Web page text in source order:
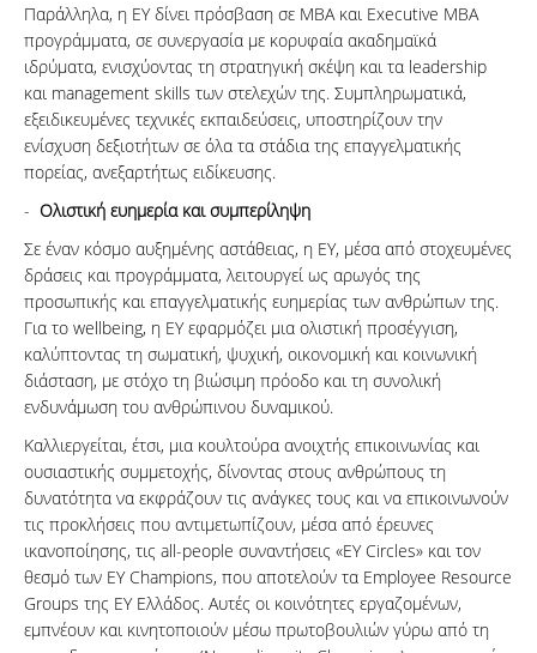
Παράλληλα, η EY δίνει πρόσβαση σε MBA και Executive MBA
προγράμματα, σε συνεργασία με κορυφαία ακαδημαϊκά
ιδρύματα, ενισχύοντας τη στρατηγική σκέψη και τα leadership
και management skills των στελεχών της. Συμπληρωματικά,
εξειδικευμένες τεχνικές εκπαιδεύσεις, υποστηρίζουν την
ενίσχυση δεξιοτήτων σε όλα τα στάδια της επαγγελματικής
πορείας, ανεξαρτήτως ειδίκευσης.
- Ολιστική ευημερία και συμπερίληψη
Σε έναν κόσμο αυξημένης αστάθειας, η EY, μέσα από στοχευμένες
δράσεις και προγράμματα, λειτουργεί ως αρωγός της
προσωπικής και επαγγελματικής ευημερίας των ανθρώπων της.
Για το wellbeing, η ΕΥ εφαρμόζει μια ολιστική προσέγγιση,
καλύπτοντας τη σωματική, ψυχική, οικονομική και κοινωνική
διάσταση, με στόχο τη βιώσιμη πρόοδο και τη συνολική
ενδυνάμωση του ανθρώπινου δυναμικού.
Καλλιεργείται, έτσι, μια κουλτούρα ανοιχτής επικοινωνίας και
ουσιαστικής συμμετοχής, δίνοντας στους ανθρώπους τη
δυνατότητα να εκφράζουν τις ανάγκες τους και να επικοινωνούν
τις προκλήσεις που αντιμετωπίζουν, μέσα από έρευνες
ικανοποίησης, τις all-people συναντήσεις «EY Circles» και τον
θεσμό των EY Champions, που αποτελούν τα Employee Resource
Groups της EY Ελλάδος. Αυτές οι κοινότητες εργαζομένων,
εμπνέουν και κινητοποιούν μέσω πρωτοβουλιών γύρω από τη